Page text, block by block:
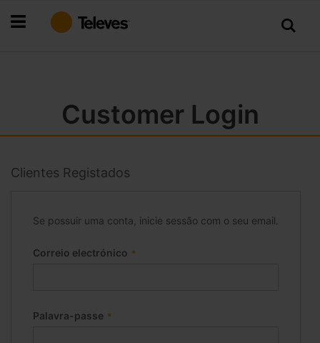
para
Customer Login
Clientes Registados
Se possuir uma conta, inicie sessão com o seu email.
Correio electrónico
Palavra-passe